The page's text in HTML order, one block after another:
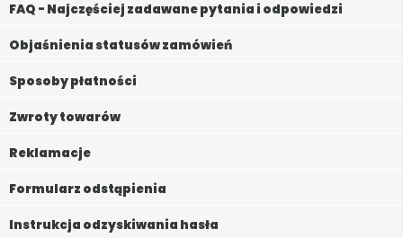
FAQ - Najczęściej zadawane pytania i odpowiedzi
Objaśnienia statusów zamówień
Sposoby płatności
Zwroty towarów
Reklamacje
Formularz odstąpienia
Instrukcja odzyskiwania hasła